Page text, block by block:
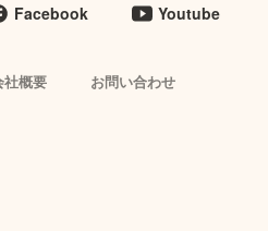
Facebook Youtube
社概要 お問い合わせ